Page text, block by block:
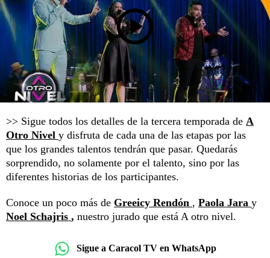
>> Sigue todos los detalles de la tercera temporada de A
Otro Nivel y disfruta de cada una de las etapas por las
que los grandes talentos tendrán que pasar. Quedarás
sorprendido, no solamente por el talento, sino por las
diferentes historias de los participantes.
Conoce un poco más de Greeicy Rendón , Paola Jara y
Noel Schajris , nuestro jurado que está A otro nivel.
Sigue a Caracol TV en WhatsApp